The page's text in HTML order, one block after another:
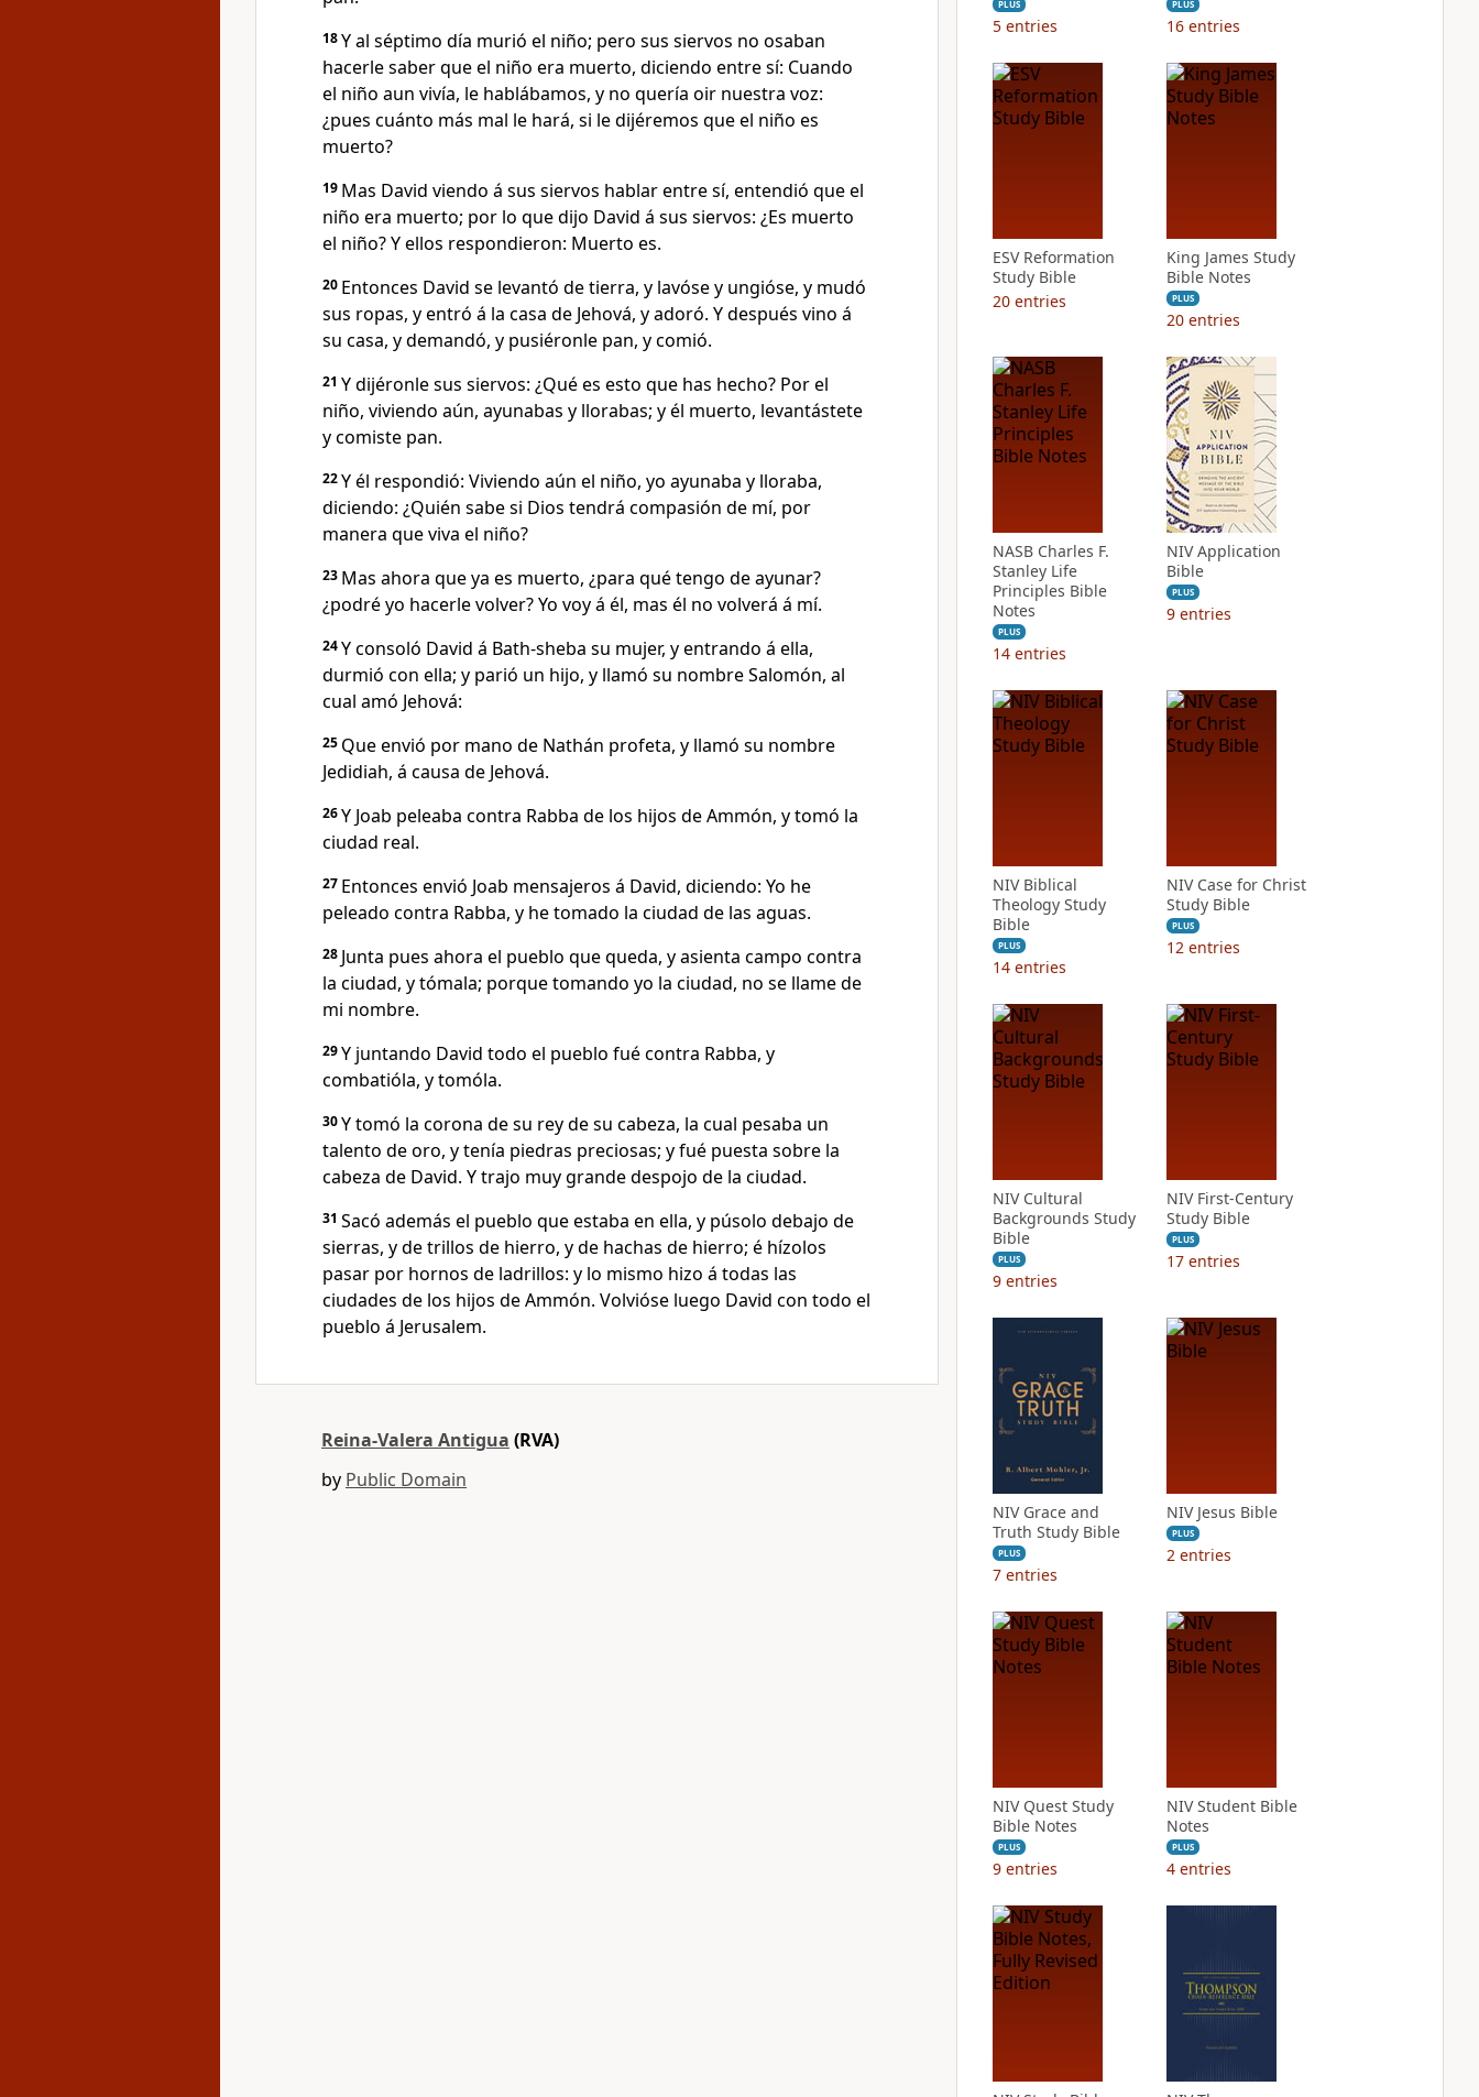
18Y al séptimo día murió el niño; pero sus siervos no osaban
hacerle saber que el niño era muerto, diciendo entre sí: Cuando
el niño aun vivía, le hablábamos, y no quería oir nuestra voz:
¿pues cuánto más mal le hará, si le dijéremos que el niño es
muerto?
19 Mas David viendo á sus siervos hablar entre sí, entendió que el
niño era muerto; por lo que dijo David á sus siervos: ¿Es muerto
el niño? Y ellos respondieron: Muerto es.
20 Entonces David se levantó de tierra, y lavóse y ungióse, y mudó
sus ropas, y entró á la casa de Jehová, y adoró. Y después vino á
su casa, y demandó, y pusiéronle pan, y comió.
21 Y dijéronle sus siervos: ¿Qué es esto que has hecho? Por el
niño, viviendo aún, ayunabas y llorabas; y él muerto, levantástete
y comiste pan.
22Y él respondió: Viviendo aún el niño, yo ayunaba y lloraba,
diciendo: ¿Quién sabe si Dios tendrá compasión de mí, por
manera que viva el niño?
23 Mas ahora que ya es muerto, ¿para qué tengo de ayunar?
¿podré yo hacerle volver? Yo voy á él, mas él no volverá á mí.
24Y consoló David á Bath-sheba su mujer, y entrando á ella,
durmió con ella; y parió un hijo, y llamó su nombre Salomón, al
cual amó Jehová:
25 Que envió por mano de Nathán profeta, y llamó su nombre
Jedidiah, á causa de Jehová.
26Y Joab peleaba contra Rabba de los hijos de Ammón, y tomó la
ciudad real.
27 Entonces envió Joab mensajeros á David, diciendo: Yo he
peleado contra Rabba, y he tomado la ciudad de las aguas.
28 Junta pues ahora el pueblo que queda, y asienta campo contra
la ciudad, y tómala; porque tomando yo la ciudad, no se llame de
mi nombre.
29Y juntando David todo el pueblo fué contra Rabba, y
combatióla, y tomóla.
30Y tomó la corona de su rey de su cabeza, la cual pesaba un
talento de oro, y tenía piedras preciosas; y fué puesta sobre la
cabeza de David. Y trajo muy grande despojo de la ciudad.
31 Sacó además el pueblo que estaba en ella, y púsolo debajo de
sierras, y de trillos de hierro, y de hachas de hierro; é hízolos
pasar por hornos de ladrillos: y lo mismo hizo á todas las
ciudades de los hijos de Ammón. Volvióse luego David con todo el
pueblo á Jerusalem.
Reina-Valera Antigua (RVA)
by Public Domain
PLUS
5 entries
PLUS
16 entries
ESV Reformation
Study Bible
20 entries
King James Study
Bible Notes
PLUS
20 entries
NASB Charles F.
Stanley Life
Principles Bible
Notes
PLUS
14 entries
NIV Application
Bible
PLUS
9 entries
NIV Biblical
Theology Study
Bible
PLUS
14 entries
NIV Case for Christ
Study Bible
PLUS
12 entries
NIV Cultural
Backgrounds Study
Bible
PLUS
9 entries
NIV First-Century
Study Bible
PLUS
17 entries
NIV Grace and
Truth Study Bible
PLUS
7 entries
NIV Jesus Bible
PLUS
2 entries
NIV Quest Study
Bible Notes
PLUS
9 entries
NIV Student Bible
Notes
PLUS
4 entries